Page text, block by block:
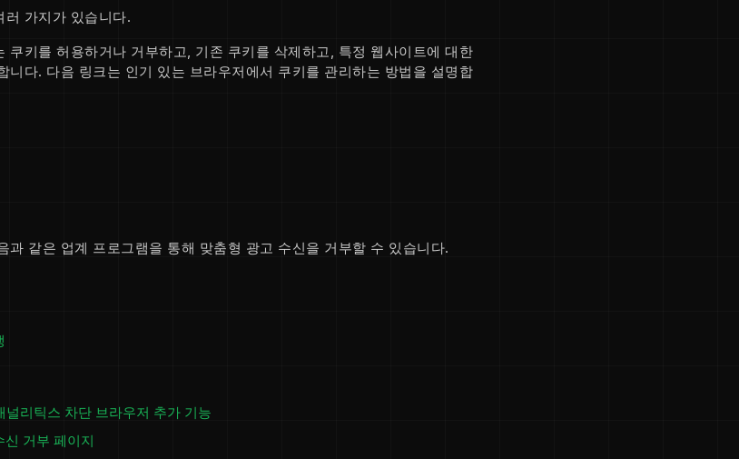
러 가지가 있습니다.
쿠키를 허용하거나 거부하고, 기존 쿠키를 삭제하고, 특정 웹사이트에 대한
니다. 다음 링크는 인기 있는 브라우저에서 쿠키를 관리하는 방법을 설명합
과 같은 업계 프로그램을 통해 맞춤형 광고 수신을 거부할 수 있습니다.
널리틱스 차단 브라우저 추가 기능
신 거부 페이지